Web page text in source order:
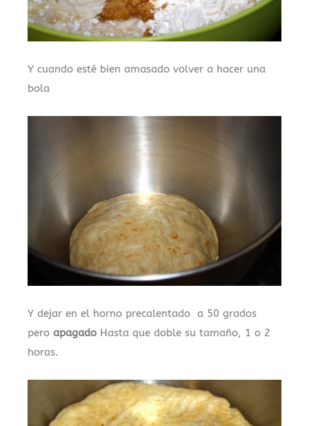
Y cuando esté bien amasado volver a hacer una
bola
Y dejar en el horno precalentado a 50 grados
pero apagado Hasta que doble su tamaño, 1 o 2
horas.